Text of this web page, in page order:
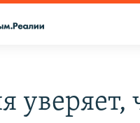
уверяет,